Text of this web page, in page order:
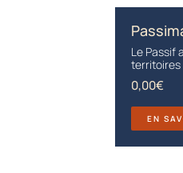
Le Passif
territoires
0,00€
EN